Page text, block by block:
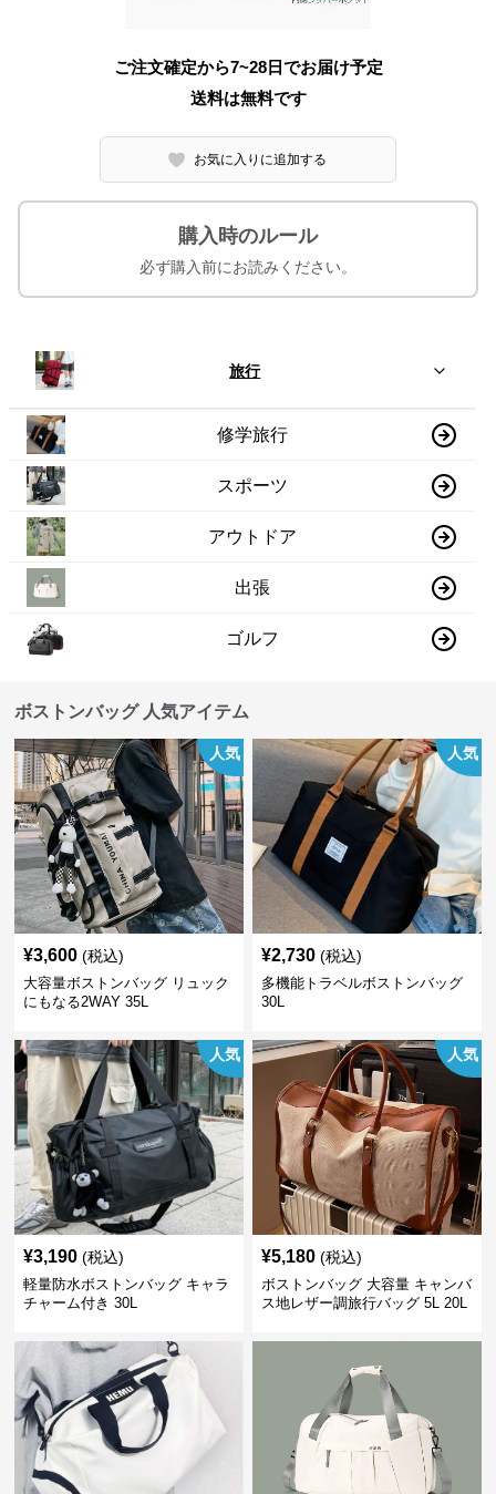
ご注文確定から7~28日でお届け予定
送料は無料です
お気に入りに追加する
購入時のルール
必ず購入前にお読みください。
旅行
修学旅行
スポーツ
アウトドア
出張
ゴルフ
ボストンバッグ 人気アイテム
人気
¥3,600 (税込)
大容量ボストンバッグ リュック
にもなる2WAY 35L
人気
¥2,730 (税込)
多機能トラベルボストンバッグ
30L
人気
¥3,190 (税込)
軽量防水ボストンバッグ キャラ
チャーム付き 30L
人気
¥5,180 (税込)
ボストンバッグ 大容量 キャンバ
ス地レザー調旅行バッグ 5L 20L